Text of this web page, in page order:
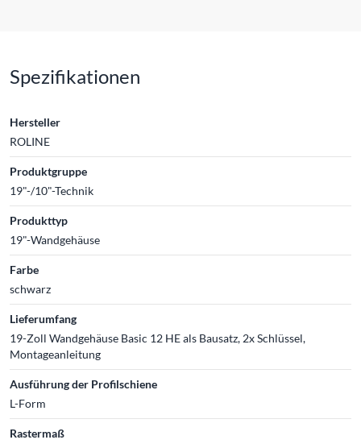
Spezifikationen
Hersteller
ROLINE
Produktgruppe
19"-/10"-Technik
Produkttyp
19"-Wandgehäuse
Farbe
schwarz
Lieferumfang
19-Zoll Wandgehäuse Basic 12 HE als Bausatz, 2x Schlüssel,
Montageanleitung
Ausführung der Profilschiene
L-Form
Rastermaß